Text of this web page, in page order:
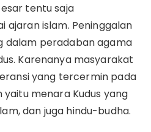
tentu saja
ajaran islam. Peninggalan
dalam peradaban agama
Karenanya masyarakat
yang tercermin pada
menara Kudus yang
dan juga hindu-budha.